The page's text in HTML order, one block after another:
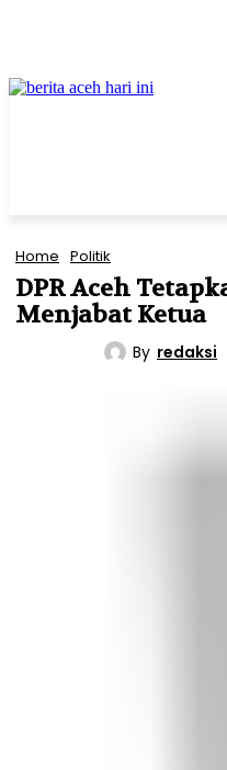
Home Politik
DPR Aceh
Menjabat Ketua
By redaksi